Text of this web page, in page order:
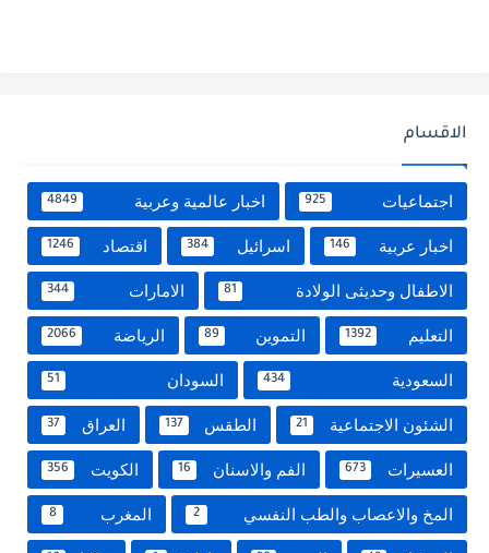
الاقسام
اجتماعيات 925 اخبار عالمية وعربية 4849
اخبار عربية 146 اسرائيل 384 اقتصاد 1246
الاطفال وحديثى الولادة 81 الامارات 344
التعليم 1392 التموين 89 الرياضة 2066
السعودية 434 السودان 51
الشئون الاجتماعية 21 الطقس 137 العراق 37
العسيرات 673 الفم والاسنان 16 الكويت 356
المخ والاعصاب والطب النفسي 2 المغرب 8